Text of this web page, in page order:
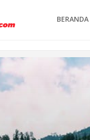
BERANDA